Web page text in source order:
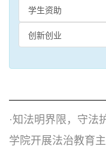
学生资助
创新创业
·知法明界限，守
学院开展法治教育